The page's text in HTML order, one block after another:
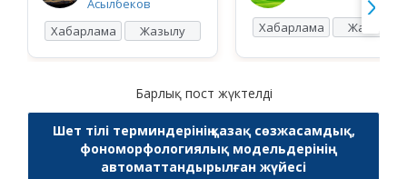
Асылбеков
Хабарлама
Жазылу Хабарлама Жазылу
Барлық пост жүктелді
Шет тілі терминдерінің қазақ сөзжасамдық,
фономорфологиялық модельдерінің
автоматтандырылған жүйесі